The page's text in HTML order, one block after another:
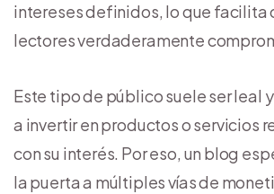
intereses definidos, lo que facilita
lectores verdaderamente
Este tipo de público suele ser leal
a invertir en productos o servicios
con su interés. Por eso, un blog
la puerta a múltiples vías de